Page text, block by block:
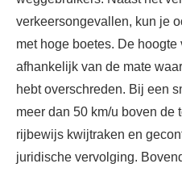
verkeersongevallen, kun je
met hoge boetes. De
afhankelijk van de mate
hebt overschreden. Bij een
meer dan 50 km/u boven de
rijbewijs kwijtraken en
juridische vervolging.